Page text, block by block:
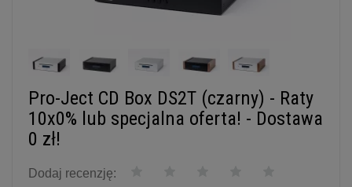
Pro-Ject CD Box DS2T (czarny) - Raty
10x0% lub specjalna oferta! - Dostawa
0 zł!
Dodaj recenzję: